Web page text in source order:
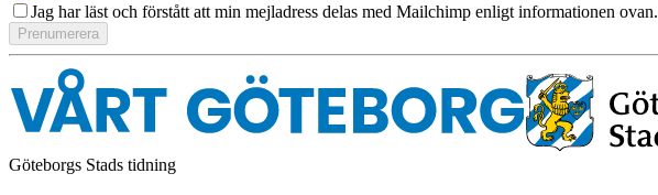
Jag har läst och förstått att min mejladress delas med Mailchimp enligt informationen ovan.
Göteborgs Stads tidning